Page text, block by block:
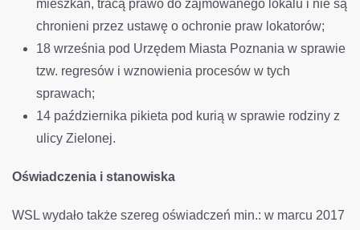
mieszkań, tracą prawo do zajmowanego lokalu i nie są
chronieni przez ustawę o ochronie praw lokatorów;
18 września pod Urzędem Miasta Poznania w sprawie
tzw. regresów i wznowienia procesów w tych
sprawach;
14 października pikieta pod kurią w sprawie rodziny z
ulicy Zielonej.
Oświadczenia i stanowiska
WSL wydało także szereg oświadczeń min.: w marcu 2017